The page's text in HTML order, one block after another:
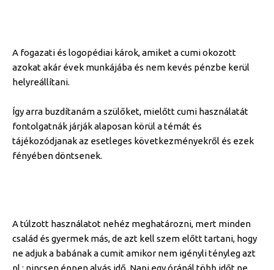
A fogazati és logopédiai károk, amiket a cumi okozott
azokat akár évek munkájába és nem kevés pénzbe kerül
helyreállítani.
Így arra buzdítanám a szülőket, mielőtt cumi használatát
fontolgatnák járják alaposan körül a témát és
tájékozódjanak az esetleges következményekről és ezek
fényében döntsenek.
A túlzott használatot nehéz meghatározni, mert minden
család és gyermek más, de azt kell szem előtt tartani, hogy
ne adjuk a babának a cumit amikor nem igényli tényleg azt